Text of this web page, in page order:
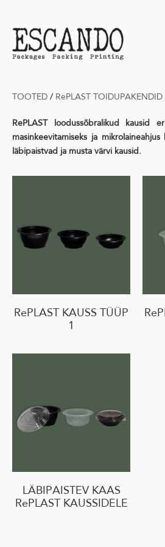
TOOTED / RePLAST TOIDUPAKENDID
RePLAST loodussõbralikud kausid
masinkeevitamiseks ja
läbipaistvad ja musta värvi kausid.
RePLAST KAUSS TÜÜP
1
LÄBIPAISTEV KAAS
RePLAST KAUSSIDELE